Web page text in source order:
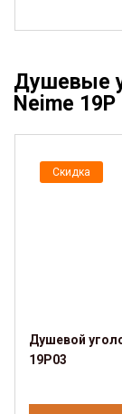
Душевые
Neime 19P
Скидка
Душевой
19P03